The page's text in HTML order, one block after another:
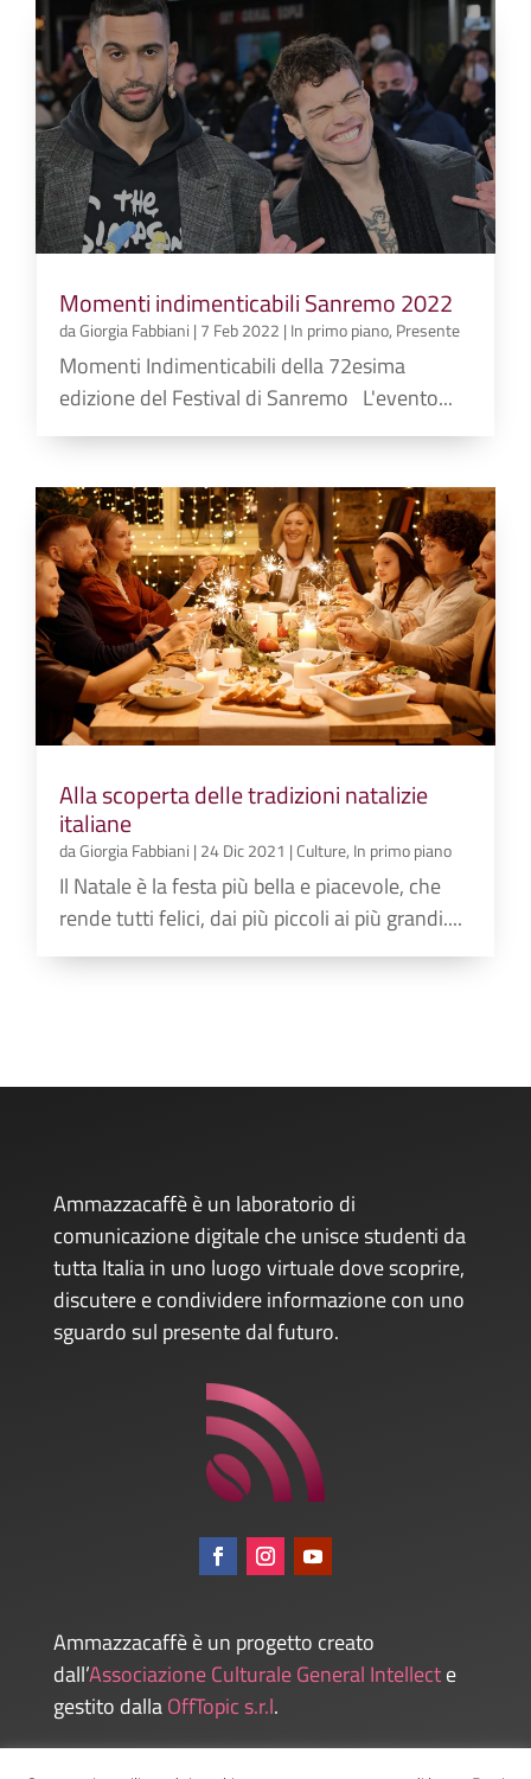
Momenti indimenticabili Sanremo 2022
daGiorgia Fabbiani | 7 Feb 2022 | In primo piano, Presente
Momenti Indimenticabili della 72esima
edizione del Festival di Sanremo L'evento...
Alla scoperta delle tradizioni natalizie
italiane
daGiorgia Fabbiani | 24 Dic 2021 |Culture, In primo piano
Il Natale è la festa più bella e piacevole, che
rende tutti felici, dai più piccoli ai più grandi....
Ammazzacaffè è un laboratorio di
comunicazione digitale che unisce studenti da
tutta Italia in uno luogo virtuale dove scoprire,
discutere e condividere informazione con uno
sguardo sul presente dal futuro.
Ammazzacaffè è un progetto creato
dall’Associazione Culturale General Intellecte
gestito dallaOffTopic s.r.l.